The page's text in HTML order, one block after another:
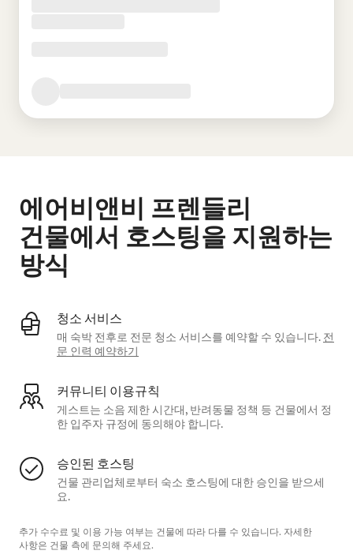
에어비앤비 프렌들리
건물에서 호스팅을 지원하는
방식
청소 서비스
매 숙박 전후로 전문 청소 서비스를 예약할 수 있습니다. 전
문 인력 예약하기
커뮤니티 이용규칙
게스트는 소음 제한 시간대, 반려동물 정책 등 건물에서 정
한 입주자 규정에 동의해야 합니다.
승인된 호스팅
건물 관리업체로부터 숙소 호스팅에 대한 승인을 받으세
요.
추가 수수료 및 이용 가능 여부는 건물에 따라 다를 수 있습니다. 자세한
사항은 건물 측에 문의해 주세요.